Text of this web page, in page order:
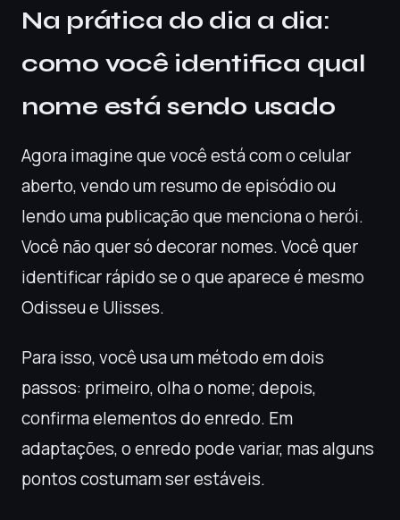
Na prática do dia a dia:
como você identifica qual
nome está sendo usado
Agora imagine que você está com o celular
aberto, vendo um resumo de episódio ou
lendo uma publicação que menciona o herói.
Você não quer só decorar nomes. Você quer
identificar rápido se o que aparece é mesmo
Odisseu e Ulisses.
Para isso, você usa um método em dois
passos: primeiro, olha o nome; depois,
confirma elementos do enredo. Em
adaptações, o enredo pode variar, mas alguns
pontos costumam ser estáveis.